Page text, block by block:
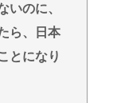
いのに、
ら、日本
とになり